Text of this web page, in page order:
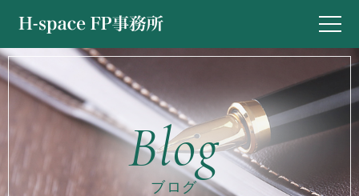
ブログ